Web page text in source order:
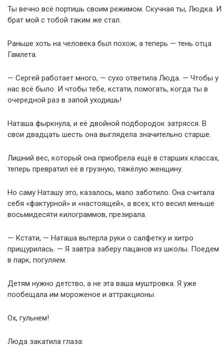
Ты вечно всё портишь своим режимом. Скучная ты, Людка. И
брат мой с тобой таким же стал.
Раньше хоть на человека был похож, а теперь — тень отца
Гамлета.
— Сергей работает много, — сухо ответила Люда. — Чтобы у
нас всё было. И чтобы тебе, кстати, помогать, когда ты в
очередной раз в запой уходишь!
Наташа фыркнула, и её двойной подбородок затрясся. В
свои двадцать шесть она выглядела значительно старше.
Лишний вес, который она приобрела ещё в старших классах,
теперь превратил её в грузную, тяжёлую женщину.
Но саму Наташу это, казалось, мало заботило. Она считала
себя «фактурной» и «настоящей», а всех, кто весил меньше
восьмидесяти килограммов, презирала.
— Кстати, — Наташа вытерла руки о салфетку и хитро
прищурилась. — Я завтра заберу пацанов из школы. Поедем
в парк, погуляем.
Детям нужно детство, а не эта ваша муштровка. Я уже
пообещала им мороженое и аттракционы.
Ох, гульнем!
Люда закатила глаза: